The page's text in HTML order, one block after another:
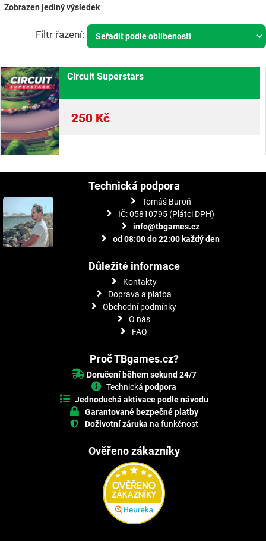
Zobrazen jediný výsledek
Circuit Superstars
250 Kč
Technická podpora
Tomáš Buroň
IČ: 05810795 (Plátci DPH)
info@tbgames.cz
od 08:00 do 22:00 každý den
Důležité informace
Kontakty
Doprava a platba
Obchodní podmínky
O nás
FAQ
Proč TBgames.cz?
Doručení během sekund 24/7
Technickápodpora
Jednoduchá aktivace podle návodu
Garantované bezpečné platby
Doživotní záruka na funkčnost
Ověřeno zákazníky